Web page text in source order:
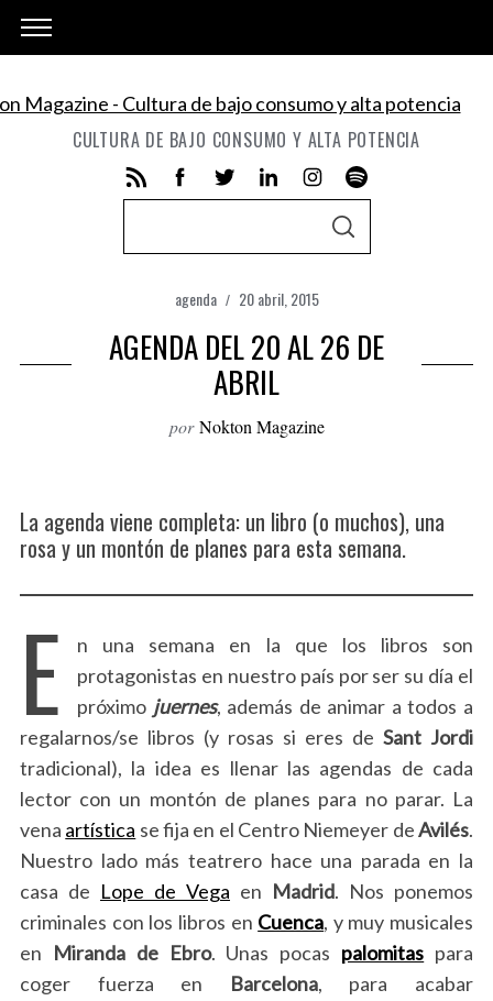
CULTURA DE BAJO CONSUMO Y ALTA POTENCIA
c
h
S
agenda 20 abril, 2015
AGENDA DEL 20 AL 26 DE
ABRIL
por Nokton Magazine
La agenda viene completa: un libro (o muchos), una
rosa y un montón de planes para esta semana.
E
n una semana en la que los libros son
protagonistas en nuestro país por ser su día el
próximo juernes, además de animar a todos a
regalarnos/se libros (y rosas si eres deSant Jordi
tradicional), la idea es llenar las agendas de cada
lector con un montón de planes para no parar. La
vena artística se fija en el Centro Niemeyer deAvilés.
Nuestro lado más teatrero hace una parada en la
casa de Lope de Vega en Madrid. Nos ponemos
criminales con los libros en Cuenca, y muy musicales
en Miranda de Ebro. Unas pocas palomitas para
coger fuerza en Barcelona, para acabar